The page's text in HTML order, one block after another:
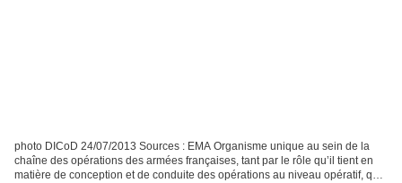
photo DICoD 24/07/2013 Sources : EMA Organisme unique au sein de la
chaîne des opérations des armées françaises, tant par le rôle qu’il tient en
matière de conception et de conduite des opérations au niveau opératif, que